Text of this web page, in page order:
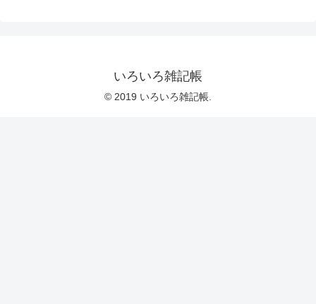
いろいろ雑記帳
© 2019 いろいろ雑記帳.